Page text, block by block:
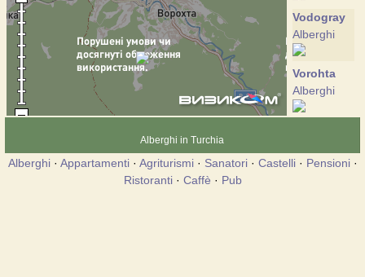
Vodogray
Alberghi
Vorohta
Alberghi
Alberghi in Turchia
Alberghi· Appartamenti· Agriturismi· Sanatori· Castelli· Pensioni·
Ristoranti· Caffè · Pub